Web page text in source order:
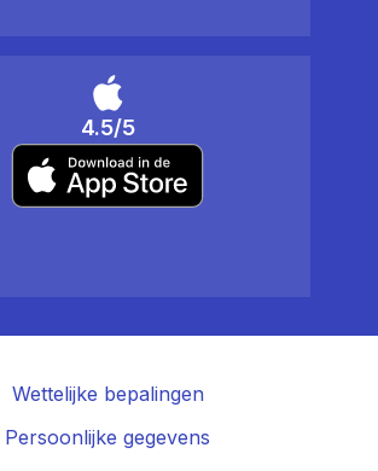
4.5/5
Wettelijke bepalingen
Persoonlijke gegevens